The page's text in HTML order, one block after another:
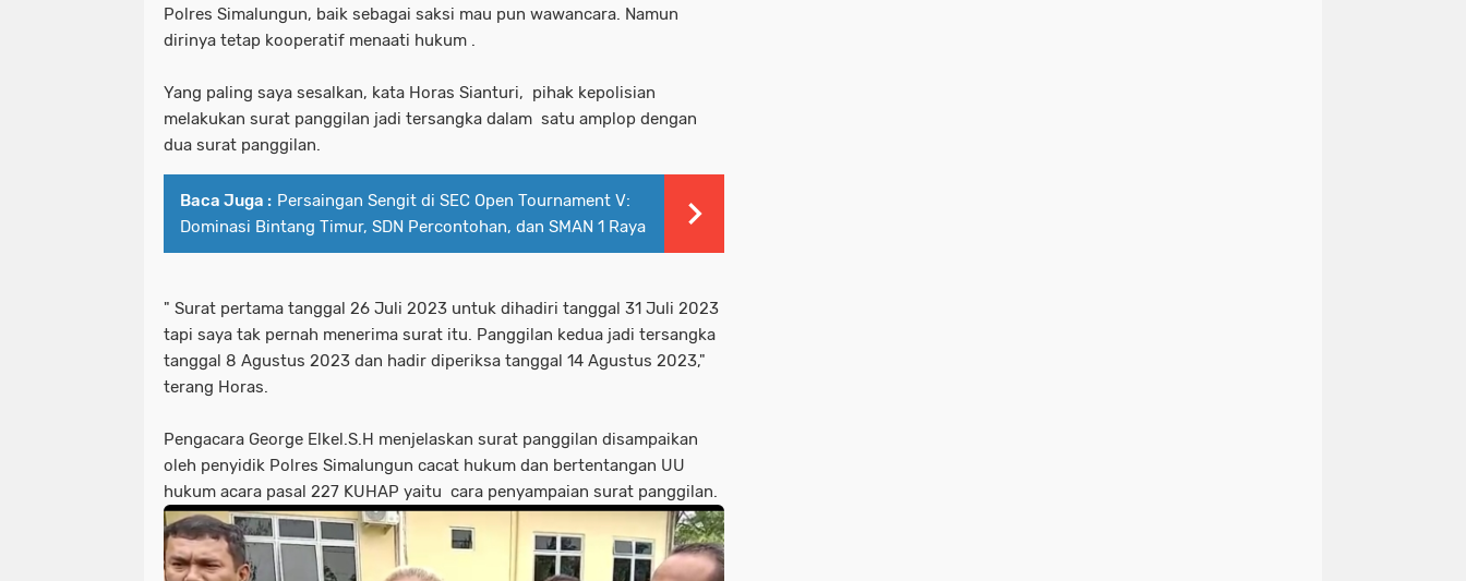
Polres Simalungun, baik sebagai saksi mau pun wawancara. Namun
dirinya tetap kooperatif menaati hukum .
Yang paling saya sesalkan, kata Horas Sianturi, pihak kepolisian
melakukan surat panggilan jadi tersangka dalam satu amplop dengan
dua surat panggilan.
Baca Juga : Persaingan Sengit di SEC Open Tournament V:
Dominasi Bintang Timur, SDN Percontohan, dan SMAN 1 Raya
" Surat pertama tanggal 26 Juli 2023 untuk dihadiri tanggal 31 Juli 2023
tapi saya tak pernah menerima surat itu. Panggilan kedua jadi tersangka
tanggal 8 Agustus 2023 dan hadir diperiksa tanggal 14 Agustus 2023,"
terang Horas.
Pengacara George Elkel.S.H menjelaskan surat panggilan disampaikan
oleh penyidik Polres Simalungun cacat hukum dan bertentangan UU
hukum acara pasal 227 KUHAP yaitu cara penyampaian surat panggilan.